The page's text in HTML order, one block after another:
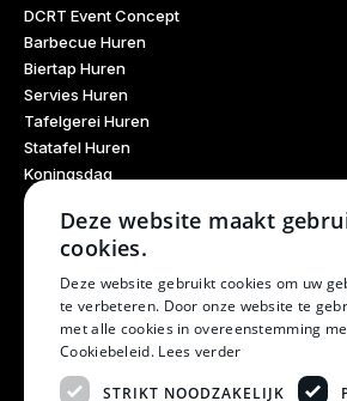
DCRT Event Concept
Barbecue Huren
Biertap Huren
Servies Huren
Tafelgerei Huren
Statafel Huren
Koningsdag
Glaswerk Huren
Feestdagen
Haarlem Culinair
Evenementen Verhuur
Burendag
Oktoberfest
Bruiloft
Kerstfeest
Deze website maakt
cookies.
Deze website gebruikt cookies om uw
te verbeteren. Door onze website te
met alle cookies in overeenstemming
Cookiebeleid. Lees verder
STRIKT NOODZAKELIJK